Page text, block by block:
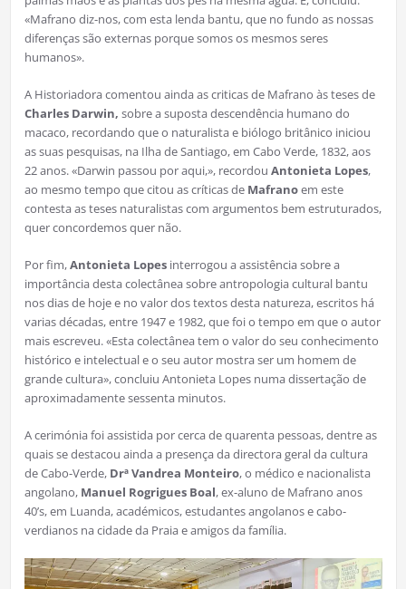
«Mafrano diz-nos, com esta lenda bantu, que no fundo as nossas
diferenças são externas porque somos os mesmos seres
humanos».
A Historiadora comentou ainda as criticas de Mafrano às teses de
Charles Darwin, sobre a suposta descendência humano do
macaco, recordando que o naturalista e biólogo britânico iniciou
as suas pesquisas, na Ilha de Santiago, em Cabo Verde, 1832, aos
22 anos. «Darwin passou por aqui,», recordou Antonieta Lopes,
ao mesmo tempo que citou as críticas de Mafranoem este
contesta as teses naturalistas com argumentos bem estruturados,
quer concordemos quer não.
Por fim,Antonieta Lopesinterrogou a assistência sobre a
importância desta colectânea sobre antropologia cultural bantu
nos dias de hoje e no valor dos textos desta natureza, escritos há
varias décadas, entre 1947 e 1982, que foi o tempo em que o autor
mais escreveu. «Esta colectânea tem o valor do seu conhecimento
histórico e intelectual e o seu autor mostra ser um homem de
grande cultura», concluiu Antonieta Lopes numa dissertação de
aproximadamente sessenta minutos.
A cerimónia foi assistida por cerca de quarenta pessoas, dentre as
quais se destacou ainda a presença da directora geral da cultura
de Cabo-Verde, Drª Vandrea Monteiro, o médico e nacionalista
angolano, Manuel Rogrigues Boal, ex-aluno de Mafrano anos
40’s, em Luanda, académicos, estudantes angolanos e cabo-
verdianos na cidade da Praia e amigos da família.